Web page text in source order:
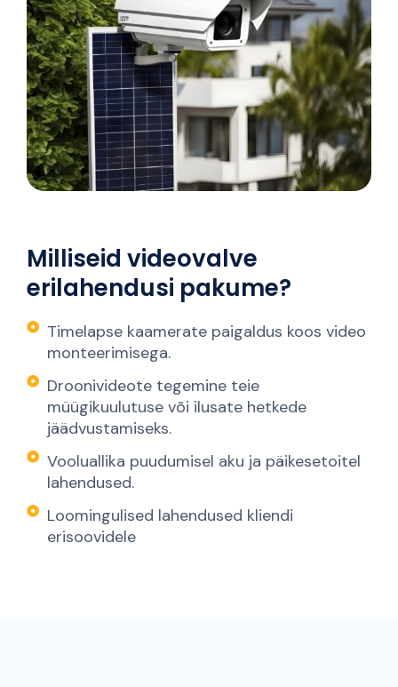
Milliseid videovalve
erilahendusi pakume?
Timelapse kaamerate paigaldus koos video
monteerimisega.
Droonivideote tegemine teie
müügikuulutuse või ilusate hetkede
jäädvustamiseks.
Vooluallika puudumisel aku ja päikesetoitel
lahendused.
Loomingulised lahendused kliendi
erisoovidele